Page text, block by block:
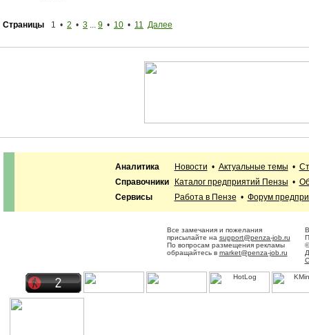
Страницы 1 • 2 • 3 ... 9 • 10 • 11 Далее
Аналитика Новости • Актуальные темы •
Справочники
Каталог предприятий Пензы •
Сервисы
Работа в Пензе • Форум
Все замечания и пожелания
присылайте на support@penza-job.ru
По вопросам размещения рекламы
обращайтесь в market@penza-job.ru